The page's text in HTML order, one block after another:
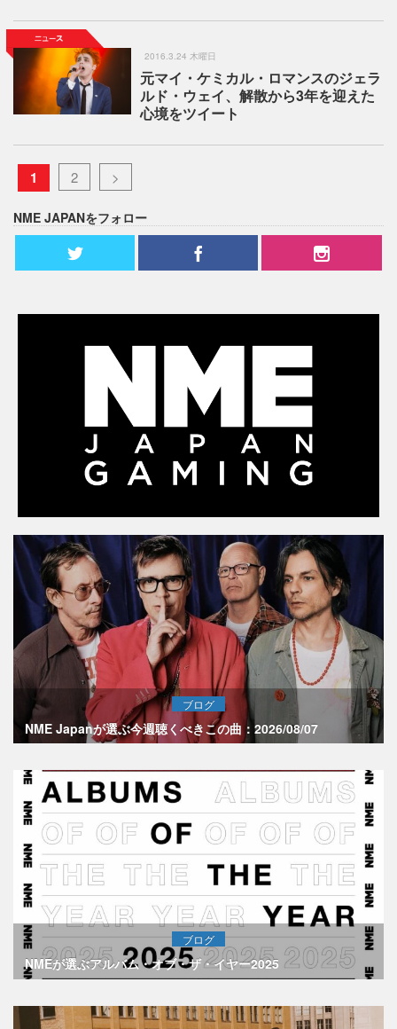
2016.3.24 木曜日
元マイ・ケミカル・ロマンスのジェラ
ルド・ウェイ、解散から3年を迎えた
心境をツイート
1 2 >
NME JAPANをフォロー
ブログ
NME Japanが選ぶ今週聴くべきこの曲：2026/08/07
ブログ
NMEが選ぶアルバム・オブ・ザ・イヤー2025